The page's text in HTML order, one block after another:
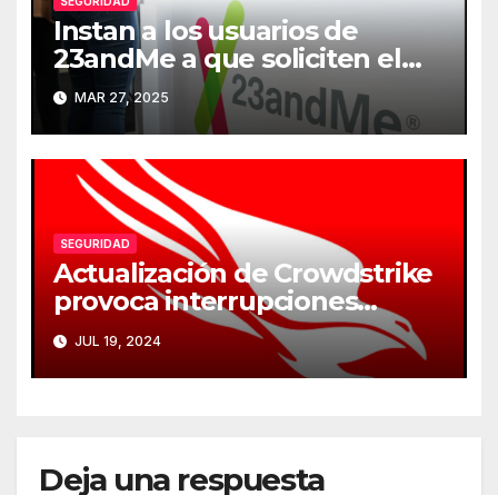
Instan a los usuarios de
23andMe a que soliciten el
borrado de sus datos
genéticos
MAR 27, 2025
SEGURIDAD
Actualización de Crowdstrike
provoca interrupciones
masivas en servicios críticos
JUL 19, 2024
Deja una respuesta